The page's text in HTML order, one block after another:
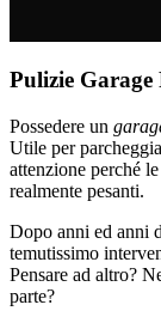
Pulizie
Possedere un
Utile per
attenzione perché le
realmente pesanti.
Dopo anni ed anni
temutissimo
Pensare ad altro?
parte?